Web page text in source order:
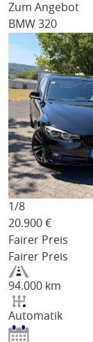
Zum Angebot
BMW 320
1/8
20.900 €
Fairer Preis
Fairer Preis
94.000 km
Automatik